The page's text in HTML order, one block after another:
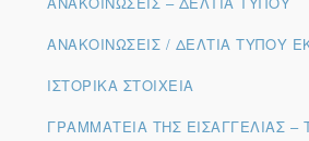
ΑΝΑΚΟΙΝΏΣΕΙΣ / ΔΕΛΤΊΑ ΤΎΠΟΥ
ΙΣΤΟΡΙΚΆ ΣΤΟΙΧΕΊΑ
ΓΡΑΜΜΑΤΕΊΑ ΤΗΣ ΕΙΣΑΓΓΕΛΊΑΣ